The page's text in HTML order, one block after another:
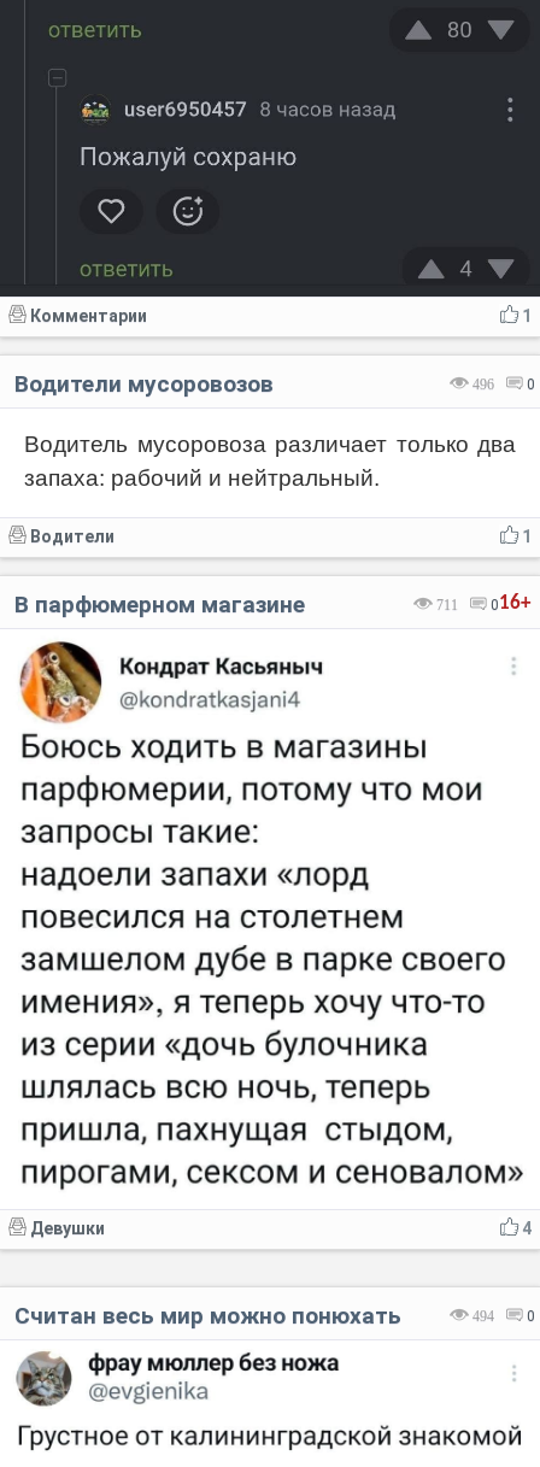
1
Комментарии
496 0
Водители мусоровозов
Водитель мусоровоза различает только два
запаха: рабочий и нейтральный.
1
Водители
16+
711 0
В парфюмерном магазине
4
Девушки
494 0
Считан весь мир можно понюхать